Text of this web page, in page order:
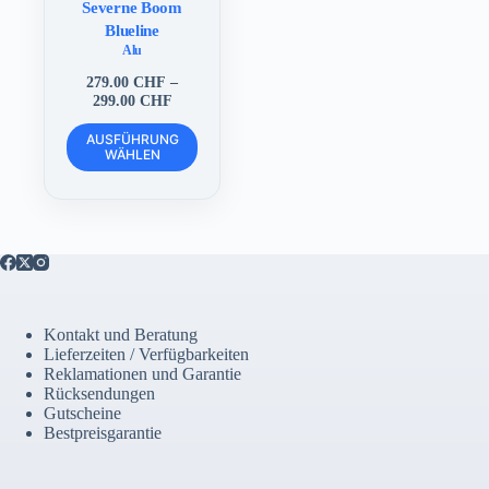
Severne Boom
Blueline
Alu
279.00CHF –
299.00 CHFPreisspanne:
bis
299.00 CHF
AUSFÜHRUNG
WÄHLEN
Dieses
Produkt
weist
der
Produktseite
gewählt
werden
Kontakt und Beratung
Lieferzeiten / Verfügbarkeiten
Reklamationen und Garantie
Rücksendungen
Gutscheine
Bestpreisgarantie